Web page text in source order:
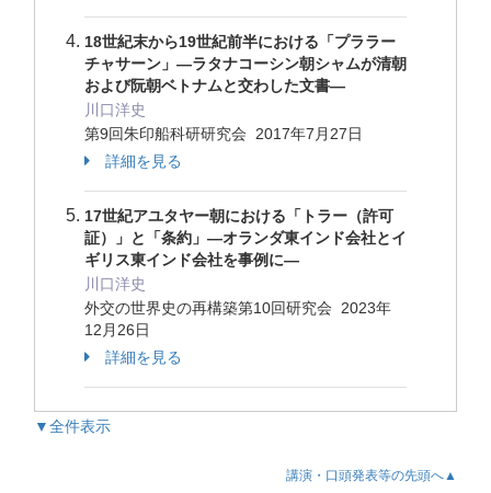
18世紀末から19世紀前半における「プララー
チャサーン」―ラタナコーシン朝シャムが清朝
および阮朝ベトナムと交わした文書―
川口洋史
第9回朱印船科研研究会 2017年7月27日
詳細を見る
17世紀アユタヤー朝における「トラー（許可
証）」と「条約」―オランダ東インド会社とイ
ギリス東インド会社を事例に―
川口洋史
外交の世界史の再構築第10回研究会 2023年
12月26日
詳細を見る
▼全件表示
講演・口頭発表等の先頭へ▲